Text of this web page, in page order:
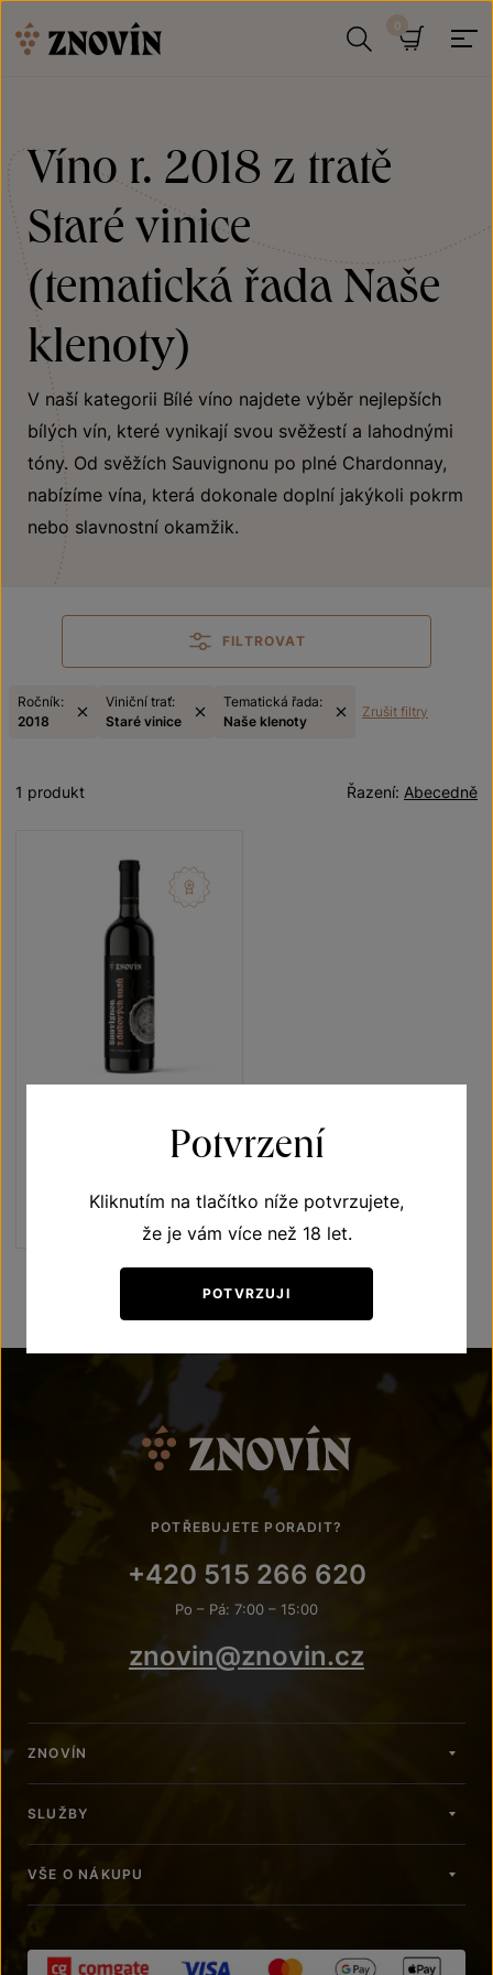
Víno r. 2018 z tratě
Staré vinice
(tematická řada Naše
klenoty)
V naší kategorii Bílé víno najdete výběr nejlepších
bílých vín, které vynikají svou svěžestí a lahodnými
tóny. Od svěžích Sauvignonu po plné Chardonnay,
nabízíme vína, která dokonale doplní jakýkoli pokrm
nebo slavnostní okamžik.
FILTROVAT
Ročník:
2018
Viniční trať:
Staré vinice
Tematická řada:
Naše klenoty
Zrušit filtry
Abecedně
Řazení:
1 produkt
Šarže 8338
Kč
POTŘEBUJETE PORADIT?
+420 515 266 620
Po – Pá: 7:00 – 15:00
znovin@znovin.cz
ZNOVÍN
SLUŽBY
VŠE O NÁKUPU
Potvrzení
Kliknutím na tlačítko níže potvrzujete,
že je vám více než 18 let.
POTVRZUJI